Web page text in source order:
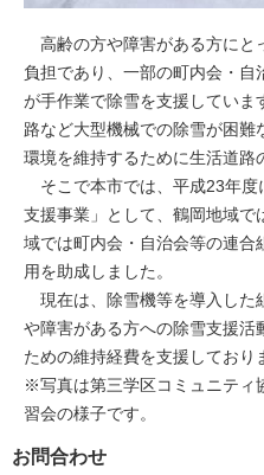
高齢の方や障害がある方にと
負担であり、一部の町内会・
が手作業で除雪を支援していま
路など大型機械での除雪が困
環境を維持するために生活道路
そこで本市では、平成23年度
支援事業」として、鶴岡地域
域では町内会・自治会等の連
用を助成しました。
現在は、除雪機等を導入した
や障害がある方への除雪支援
ための維持経費を支援しており
※写真は第三学区コミュニティ
習会の様子です。
お問合わせ